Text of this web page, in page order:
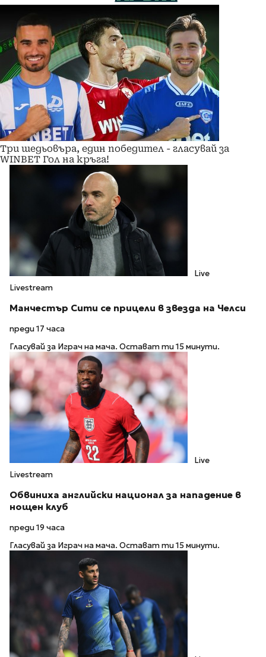
Три шедьовъра, един победител - гласувай за
WINBET Гол на кръга!
Live
Livestream
Манчестър Сити се прицели в звезда на Челси
преди 17 часа
Гласувай за Играч на мача. Остават ти 15 минути.
Live
Livestream
Обвиниха английски национал за нападение в
нощен клуб
преди 19 часа
Гласувай за Играч на мача. Остават ти 15 минути.